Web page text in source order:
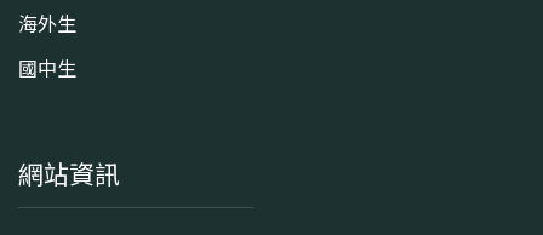
海外生
國中生
網站資訊